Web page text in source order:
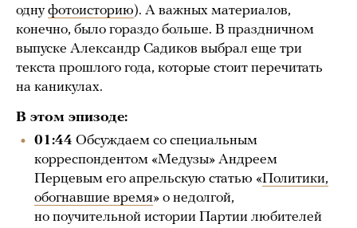
однуфотоисторию). А важных материалов,
конечно, было гораздо больше. В праздничном
выпуске Александр Садиков выбрал еще три
текста прошлого года, которые стоит перечитать
на каникулах.
В этом эпизоде:
01:44 Обсуждаем со специальным
корреспондентом «Медузы» Андреем
Перцевым его апрельскую статью «Политики,
обогнавшие время» о недолгой,
но поучительной истории Партии любителей